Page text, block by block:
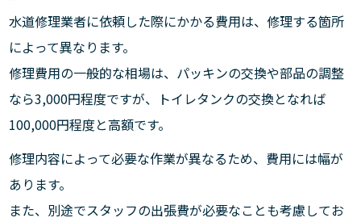
水道修理業者に依頼した際にかかる費用は、修理する箇所
によって異なります。
修理費用の一般的な相場は、パッキンの交換や部品の調整
なら3,000円程度ですが、トイレタンクの交換となれば
100,000円程度と高額です。
修理内容によって必要な作業が異なるため、費用には幅が
あります。
また、別途でスタッフの出張費が必要なことも考慮してお